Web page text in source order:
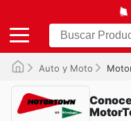
Auto y Moto